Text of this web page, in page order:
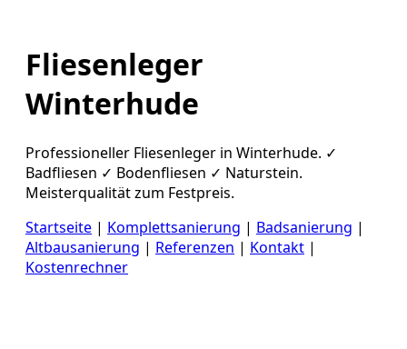
Fliesenleger
Winterhude
Professioneller Fliesenleger in Winterhude. ✓
Badfliesen ✓ Bodenfliesen ✓ Naturstein.
Meisterqualität zum Festpreis.
Startseite | Komplettsanierung | Badsanierung |
Altbausanierung | Referenzen | Kontakt |
Kostenrechner